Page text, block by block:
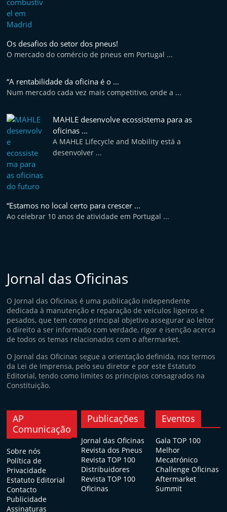
Os desafios do setor dos pneus!
O mercado do comércio de pneus em Portugal ...
“A rentabilidade da oficina é o ...
Num mercado cada vez mais competitivo, onde a ...
MAHLE desenvolve ecossistema para as
oficinas ...
A MAHLE Lifecycle and Mobility está a
desenvolver ...
“Estamos no local certo para crescer ...
Ao celebrar 10 anos de atividade em Portugal ...
Jornal das Oficinas
O Jornal das Oficinas é uma publicação independente
dedicada à manutenção e reparação de veículos ligeiros e
pesados, que tem como principal objetivo assegurar ao leitor
o direito a ser informado com verdade, rigor e isenção acerca
de todos os temas relacionados com o aftermarket.
O Jornal das Oficinas segue a orientação definida, nos termos
da Lei de Imprensa, pelo seu diretor e por este Estatuto
Editorial, tendo como limites os princípios consagrados na
Constituição.
AP
Comunicação
Sobre nós
Política de
Privacidade
Estatuto Editorial
Contacto
Publicidade
Assinaturas
Publicações
Jornal das Oficinas
Revista dos Pneus
Revista TOP 100
Distribuidores
Revista TOP 100
Oficinas
Eventos
Gala TOP 100
Melhor
Mecatrónico
Challenge Oficinas
Aftermarket
Summit